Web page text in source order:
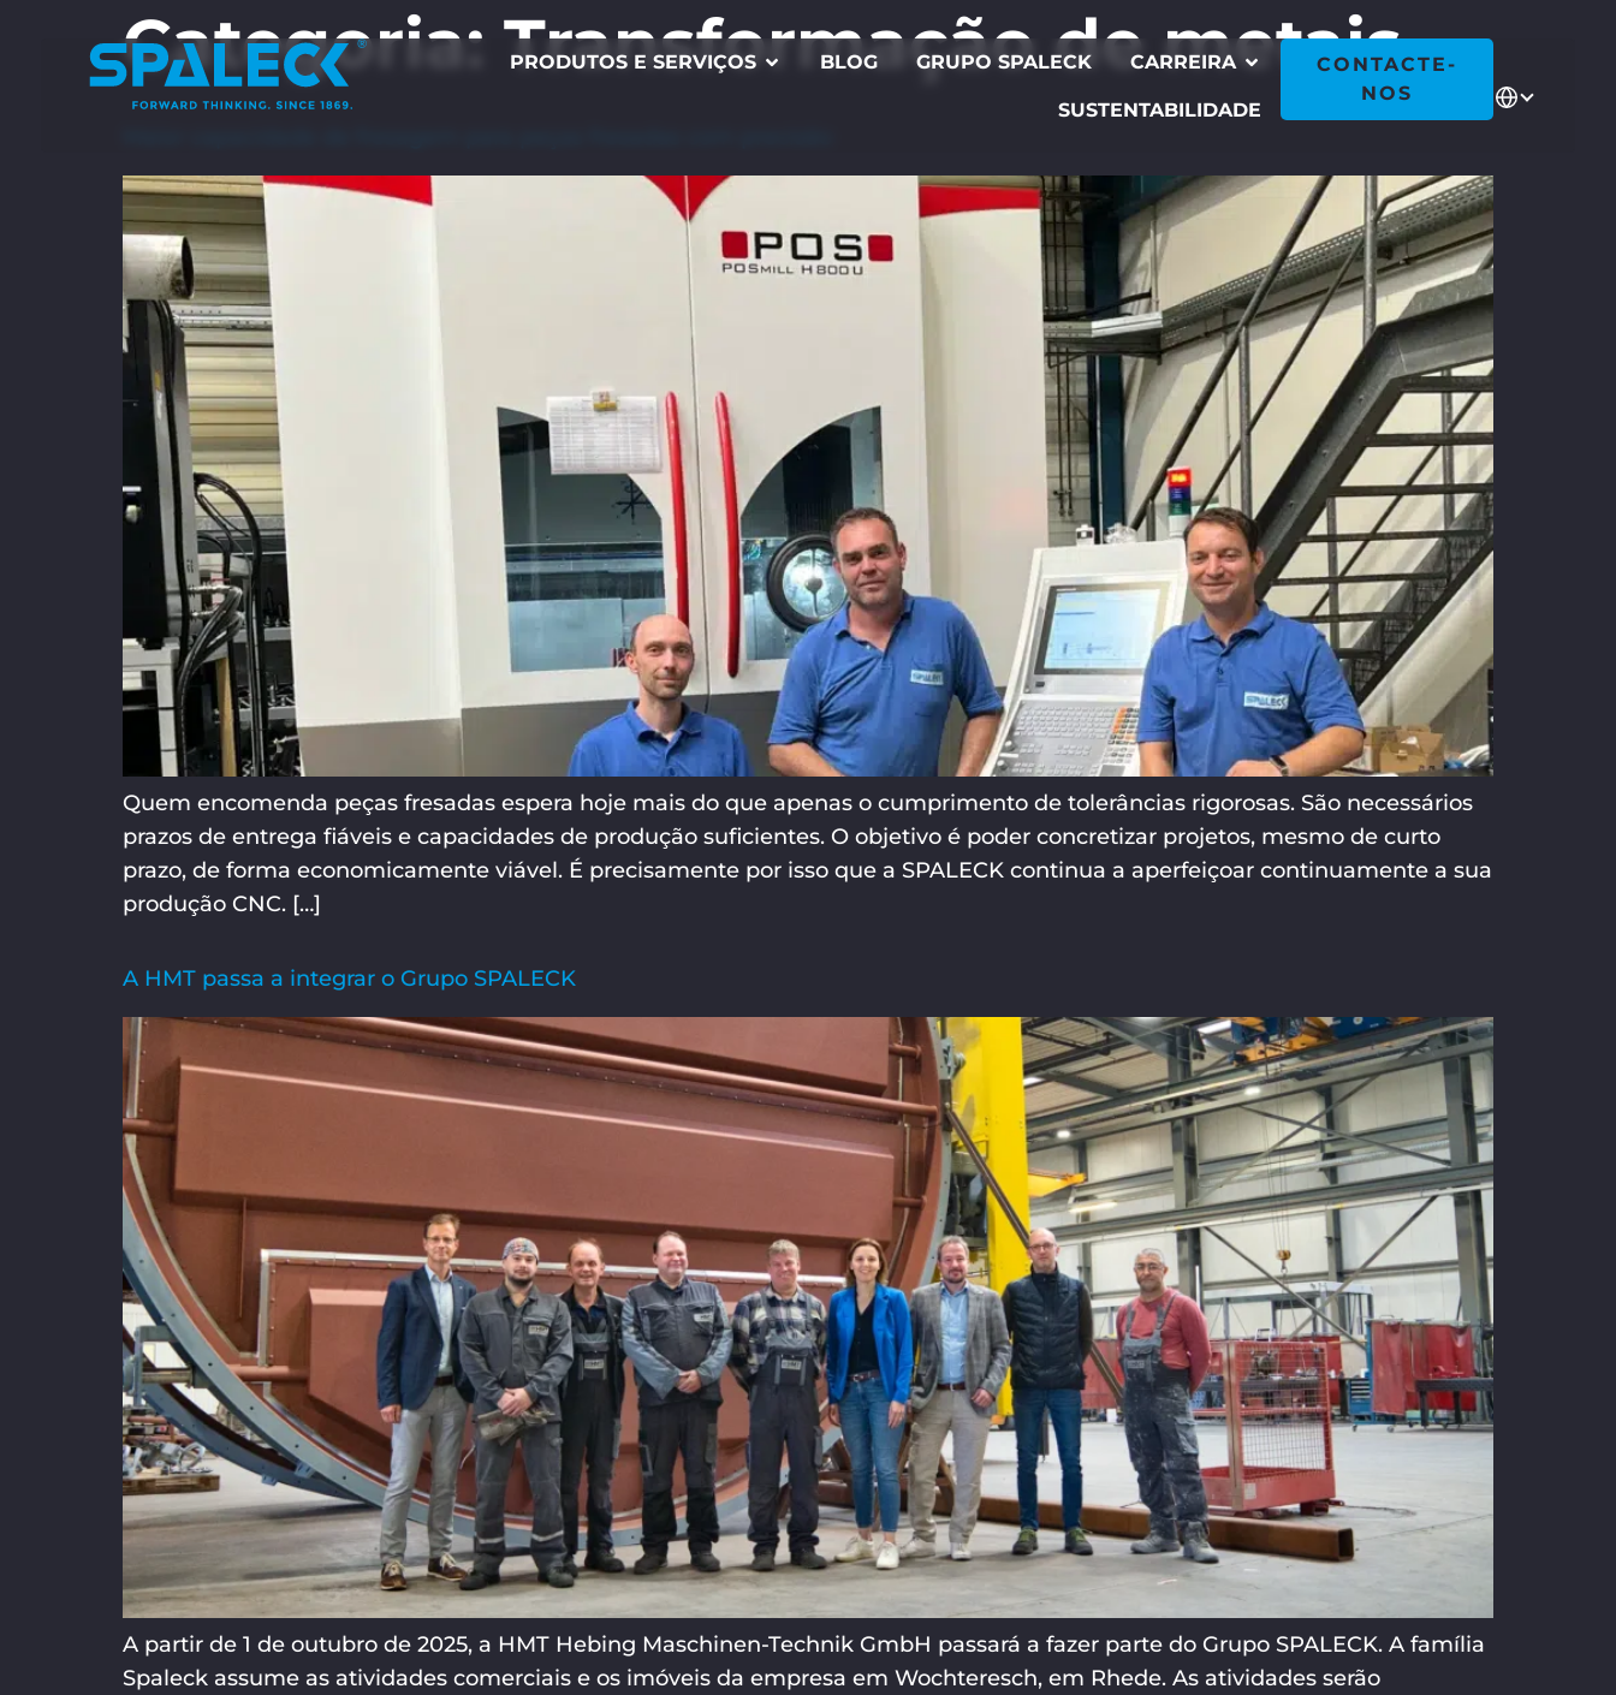
PRODUTOS E SERVIÇOS BLOG GRUPO SPALECK CARREIRA
SUSTENTABILIDADE
CONTACTE-
NOS
Categoria: Transformação de metais
Quem encomenda peças fresadas espera hoje mais do que apenas o cumprimento de tolerâncias rigorosas. São necessários
prazos de entrega fiáveis e capacidades de produção suficientes. O objetivo é poder concretizar projetos, mesmo de curto
prazo, de forma economicamente viável. É precisamente por isso que a SPALECK continua a aperfeiçoar continuamente a sua
produção CNC. […]
A HMT passa a integrar o Grupo SPALECK
A partir de 1 de outubro de 2025, a HMT Hebing Maschinen-Technik GmbH passará a fazer parte do Grupo SPALECK. A família
Spaleck assume as atividades comerciais e os imóveis da empresa em Wochteresch, em Rhede. As atividades serão